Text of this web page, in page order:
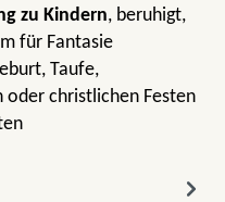
zu Kindern, beruhigt,
für Fantasie
Taufe,
christlichen Festen